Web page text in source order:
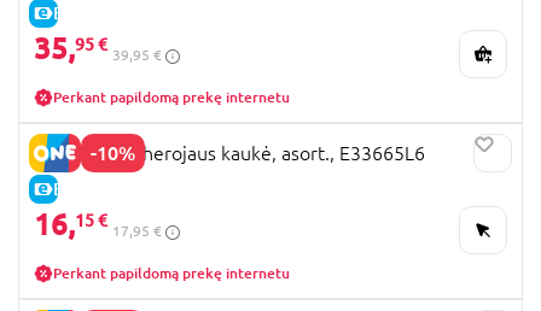
E-KAINA
35,95 €
39,95 €
Perkant papildomą prekę internetu
-10%
E-KAINA
SPIDERMAN herojaus kaukė, asort., E33665L6
16,15 €
17,95 €
Perkant papildomą prekę internetu